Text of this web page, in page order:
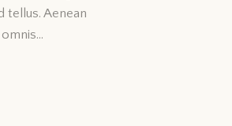
tellus. Aenean